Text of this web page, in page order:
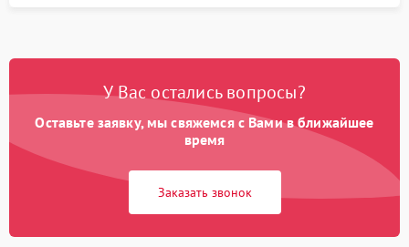
У Вас остались вопросы?
Оставьте заявку, мы свяжемся с Вами в ближайшее
время
Заказать звонок